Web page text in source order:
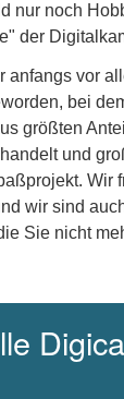
nur noch
der
anfangs vor
bei
größten
und
Wir
wir sind
Sie nicht